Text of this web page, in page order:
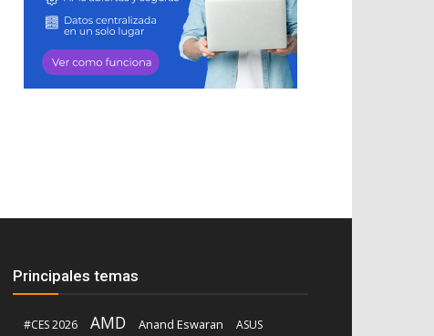
Principales temas
#CES 2026 AMD Anand Eswaran
ASUS